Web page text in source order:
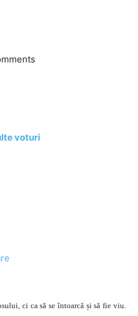
voturi
ci ca să se întoarcă și să fie viu.